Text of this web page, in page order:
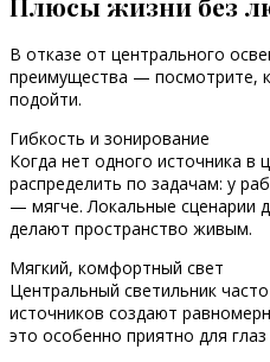
В отказе от центрального
преимущества — посмотрите,
подойти.
Гибкость и зонирование
Когда нет одного источника в
распределить по задачам: у
— мягче. Локальные сценарии
делают пространство живым.
Мягкий, комфортный свет
Центральный светильник
источников создают
это особенно приятно для